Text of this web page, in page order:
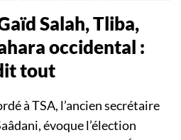
Salah, Tliba,
occidental :
tout
à TSA, l’ancien secrétaire
évoque l’élection